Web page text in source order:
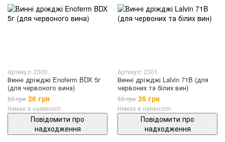
Артикул: 2300
Винні дріжджі Enoferm BDX 5г
(для червоного вина)
55 грн 26 грн
Немає в наявності
Повідомити про
надходження
Артикул: 2301
Винні дріжджі Lalvin 71B (для
червоних та білих вин)
55 грн 26 грн
Немає в наявності
Повідомити про
надходження